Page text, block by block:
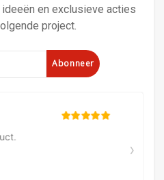
en exclusieve acties
project.
Abonneer